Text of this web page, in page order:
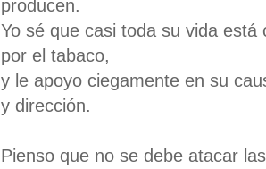
producen.
Yo sé que casi toda su vida está
por el tabaco,
y le apoyo ciegamente en su
y dirección.
Pienso que no se debe atacar